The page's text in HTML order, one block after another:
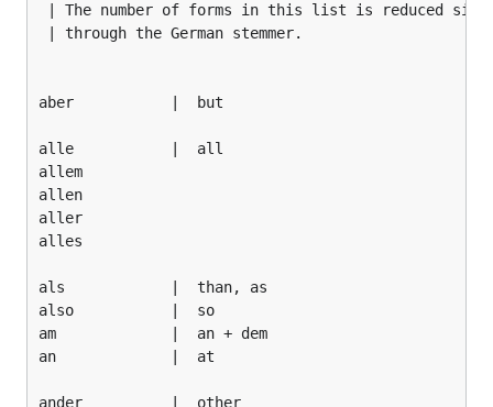
| The number of forms in this list is reduced
| through the German stemmer.
aber           |  but
alle           |  all
allem
allen
aller
alles
als            |  than, as
also           |  so
am             |  an + dem
an             |  at
ander          |  other